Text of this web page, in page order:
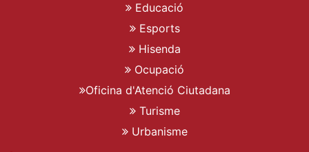
Educació
Esports
Hisenda
Ocupació
Oficina d'Atenció Ciutadana
Turisme
Urbanisme